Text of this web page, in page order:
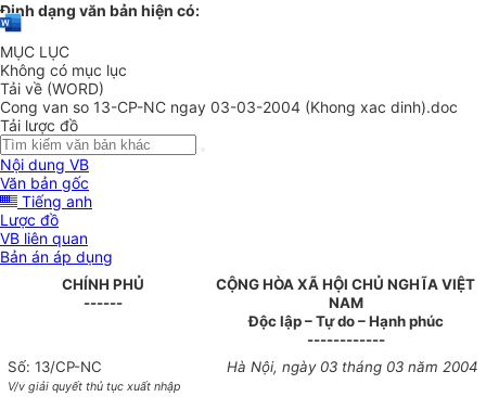
Định dạng văn bản hiện có:
MỤC LỤC
Không có mục lục
Tải về (WORD)
Cong van so 13-CP-NC ngay 03-03-2004 (Khong xac dinh).doc
Tải lược đồ
Nội dung VB
Văn bản gốc
Tiếng anh
Lược đồ
VB liên quan
Bản án áp dụng
CHÍNH PHỦ
------
CỘNG HÒA XÃ HỘI CHỦ NGHĨA VIỆT
NAM
Độc lập – Tự do – Hạnh phúc
------------
Số: 13/CP-NC
V/v giải quyết thủ tục xuất nhập
Hà Nội, ngày 03 tháng 03 năm 2004